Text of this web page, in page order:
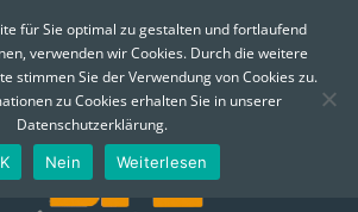
- 74 310Email:info@bfe-erfurt.de
für Sie optimal zu gestalten und fortlaufend
verwenden wir Cookies. Durch die weitere
stimmen Sie der Verwendung von Cookies zu.
zu Cookies erhalten Sie in unserer
Datenschutzerklärung.
Nein Weiterlesen